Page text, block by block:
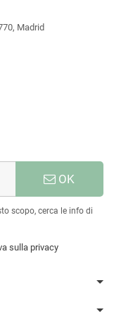
Madrid
OK
scopo, cerca le info di
sulla privacy